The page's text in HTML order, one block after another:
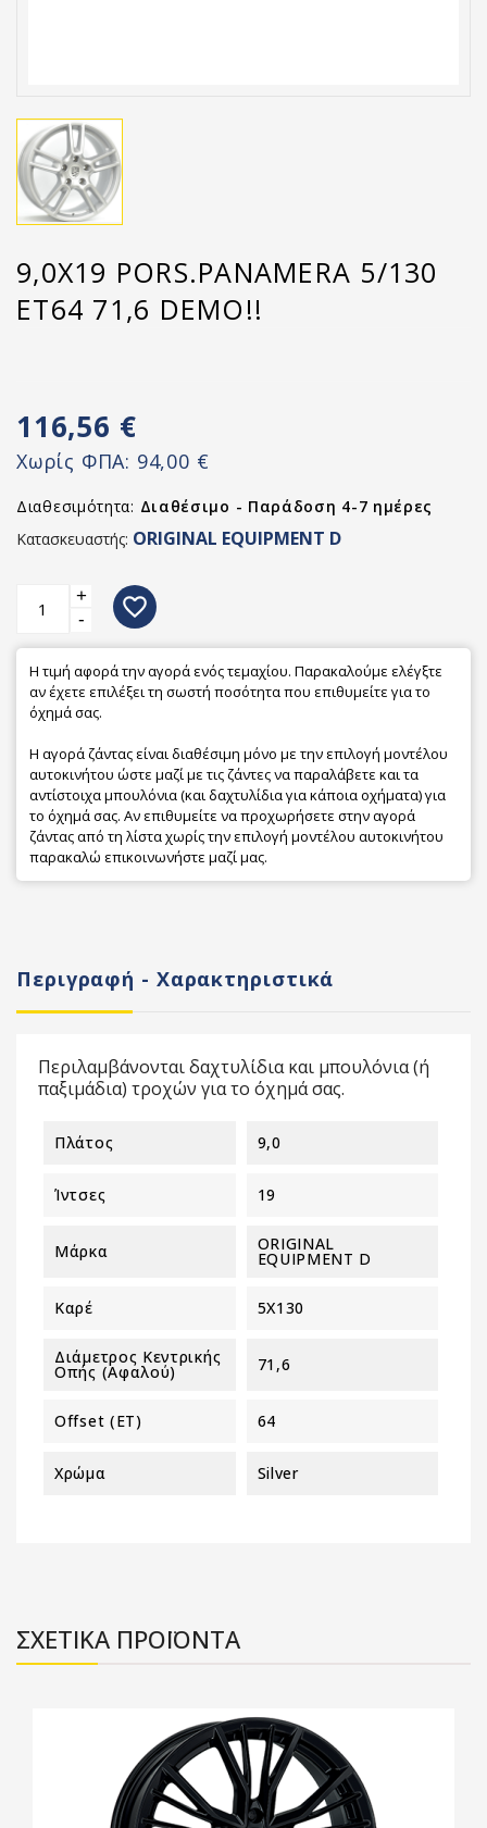
9,0X19 PORS.PANAMERA 5/130
ET64 71,6 DEMO!!
116,56 €
Χωρίς ΦΠΑ: 94,00 €
Διαθεσιμότητα: Διαθέσιμο - Παράδοση 4-7 ημέρες
Κατασκευαστής: ORIGINAL EQUIPMENT D
+
-
favorite_border
Η τιμή αφορά την αγορά ενός τεμαχίου. Παρακαλούμε ελέγξτε
αν έχετε επιλέξει τη σωστή ποσότητα που επιθυμείτε για το
όχημά σας.
Η αγορά ζάντας είναι διαθέσιμη μόνο με την επιλογή μοντέλου
αυτοκινήτου ώστε μαζί με τις ζάντες να παραλάβετε και τα
αντίστοιχα μπουλόνια (και δαχτυλίδια για κάποια οχήματα) για
το όχημά σας. Αν επιθυμείτε να προχωρήσετε στην αγορά
ζάντας από τη λίστα χωρίς την επιλογή μοντέλου αυτοκινήτου
παρακαλώ επικοινωνήστε μαζί μας.
Περιγραφή - Χαρακτηριστικά
Περιλαμβάνονται δαχτυλίδια και μπουλόνια (ή
παξιμάδια) τροχών για το όχημά σας.
Πλάτος 9,0
Ίντσες 19
Μάρκα ORIGINAL
EQUIPMENT D
Καρέ 5X130
Διάμετρος Κεντρικής
Οπής (αφαλού) 71,6
Offset (ET) 64
Χρώμα Silver
ΣΧΕΤΙΚΑ ΠΡΟΪΟΝΤΑ